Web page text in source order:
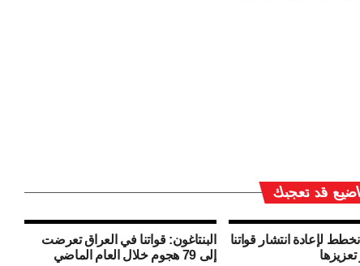
قد تعجبك
نخطط لإعادة انتشار قواتنا
البنتاغون: قواتنا في العراق تعرضت
إلى 79 هجوم خلال العام الماضي